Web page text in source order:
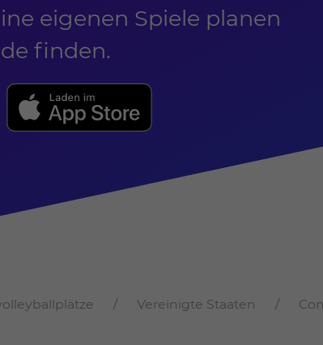
eigenen Spiele planen
finden.
Vereinigte Staaten